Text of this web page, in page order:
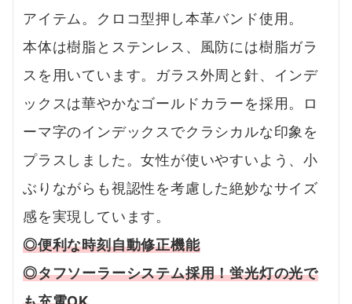
アイテム。クロコ型押し本革バンド使用。
本体は樹脂とステンレス、風防には樹脂ガラ
スを用いています。ガラス外周と針、インデ
ックスは華やかなゴールドカラーを採用。ロ
ーマ字のインデックスでクラシカルな印象を
プラスしました。女性が使いやすいよう、小
ぶりながらも視認性を考慮した絶妙なサイズ
感を実現しています。
◎便利な時刻自動修正機能
◎タフソーラーシステム採用！蛍光灯の光で